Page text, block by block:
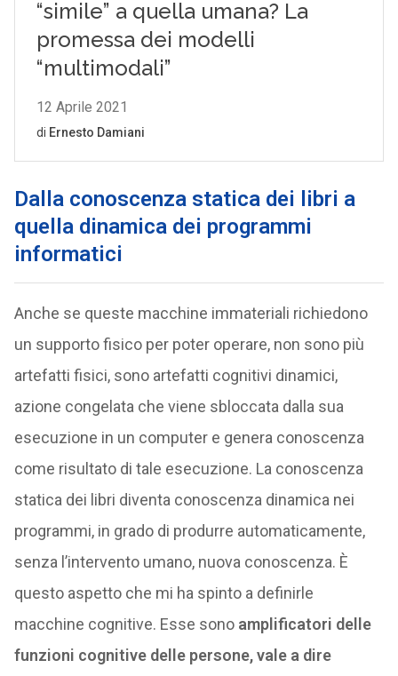
Dalla conoscenza statica dei libri a
quella dinamica dei programmi
informatici
Anche se queste macchine immateriali richiedono
un supporto fisico per poter operare, non sono più
artefatti fisici, sono artefatti cognitivi dinamici,
azione congelata che viene sbloccata dalla sua
esecuzione in un computer e genera conoscenza
come risultato di tale esecuzione. La conoscenza
statica dei libri diventa conoscenza dinamica nei
programmi, in grado di produrre automaticamente,
senza l’intervento umano, nuova conoscenza. È
questo aspetto che mi ha spinto a definirle
macchine cognitive. Esse sonoamplificatori delle
funzioni cognitive delle persone, vale a dire